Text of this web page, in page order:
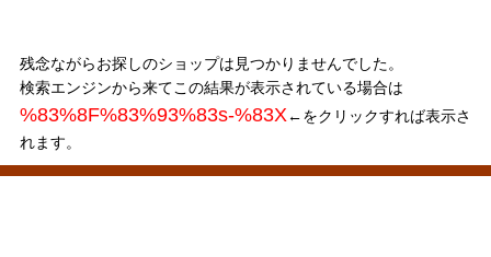
残念ながらお探しのショップは見つかりませんでした。
検索エンジンから来てこの結果が表示されている場合は
%83%8F%83%93%83s-%83X←をクリックすれば表示さ
れます。